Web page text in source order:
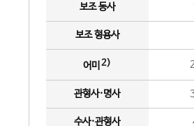
보조 동사
보조 형용사
어미 2)
관형사·명사
수사·관형사